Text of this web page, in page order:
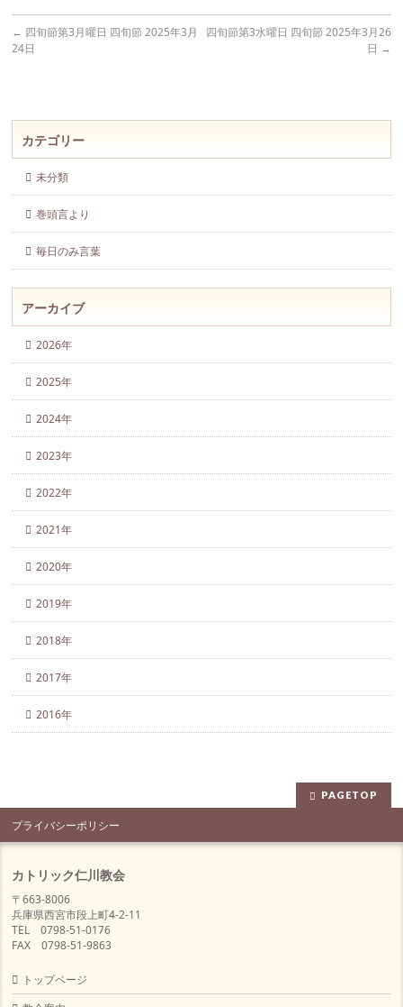
← 四旬節第3月曜日 四旬節 2025年3月
24日
四旬節第3水曜日 四旬節 2025年3月26
日 →
カテゴリー
未分類
巻頭言より
毎日のみ言葉
アーカイブ
2026年
2025年
2024年
2023年
2022年
2021年
2020年
2019年
2018年
2017年
2016年
PAGETOP
プライバシーポリシー
カトリック仁川教会
〒663-8006
兵庫県西宮市段上町4-2-11
TEL 0798-51-0176
FAX 0798-51-9863
トップページ